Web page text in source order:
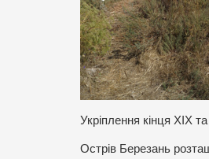
Укріплення кінця ХІХ
Острів Березань